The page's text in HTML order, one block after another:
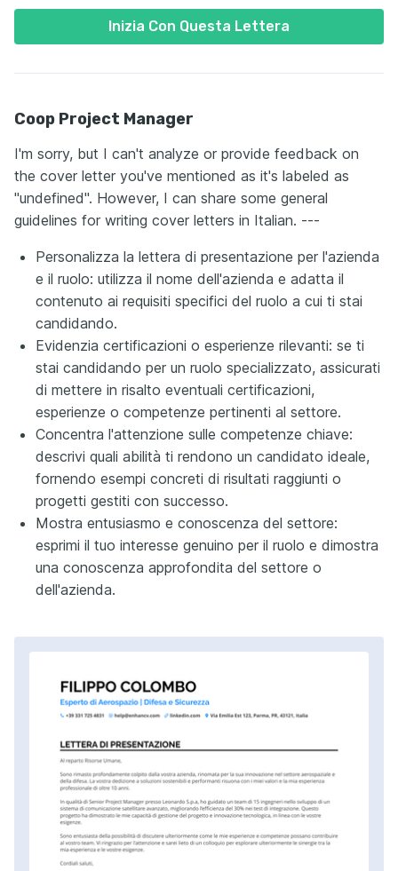
Inizia Con Questa Lettera
Coop Project Manager
I'm sorry, but I can't analyze or provide feedback on
the cover letter you've mentioned as it's labeled as
"undefined". However, I can share some general
guidelines for writing cover letters in Italian. ---
Personalizza la lettera di presentazione per l'azienda
e il ruolo: utilizza il nome dell'azienda e adatta il
contenuto ai requisiti specifici del ruolo a cui ti stai
candidando.
Evidenzia certificazioni o esperienze rilevanti: se ti
stai candidando per un ruolo specializzato, assicurati
di mettere in risalto eventuali certificazioni,
esperienze o competenze pertinenti al settore.
Concentra l'attenzione sulle competenze chiave:
descrivi quali abilità ti rendono un candidato ideale,
fornendo esempi concreti di risultati raggiunti o
progetti gestiti con successo.
Mostra entusiasmo e conoscenza del settore:
esprimi il tuo interesse genuino per il ruolo e dimostra
una conoscenza approfondita del settore o
dell'azienda.